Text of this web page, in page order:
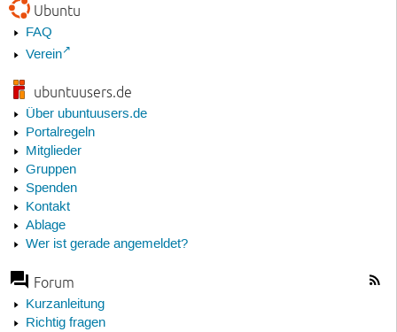
Ubuntu
FAQ
Verein
ubuntuusers.de
Über ubuntuusers.de
Portalregeln
Mitglieder
Gruppen
Spenden
Kontakt
Ablage
Wer ist gerade angemeldet?
Forum
Kurzanleitung
Richtig fragen